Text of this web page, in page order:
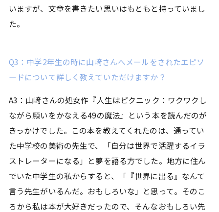
いますが、文章を書きたい思いはもともと持っていまし
た。
Q3：中学2年生の時に山﨑さんへメールをされたエピソ
ードについて詳しく教えていただけますか？
A3：山﨑さんの処女作『人生はピクニック：ワクワクし
ながら願いをかなえる49の魔法』という本を読んだのが
きっかけでした。この本を教えてくれたのは、通ってい
た中学校の美術の先生で、「自分は世界で活躍するイラ
ストレーターになる」と夢を語る方でした。地方に住ん
でいた中学生の私からすると、「『世界に出る』なんて
言う先生がいるんだ。おもしろいな」と思って。そのこ
ろから私は本が大好きだったので、そんなおもしろい先